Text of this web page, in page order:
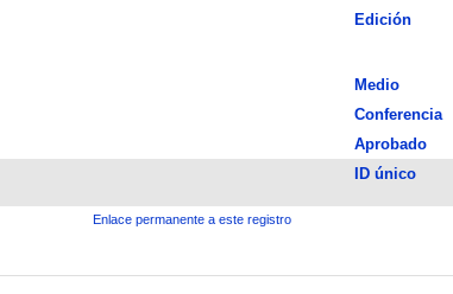
Edición
Medio
Conferencia
Aprobado
ID único
Enlace permanente a este registro